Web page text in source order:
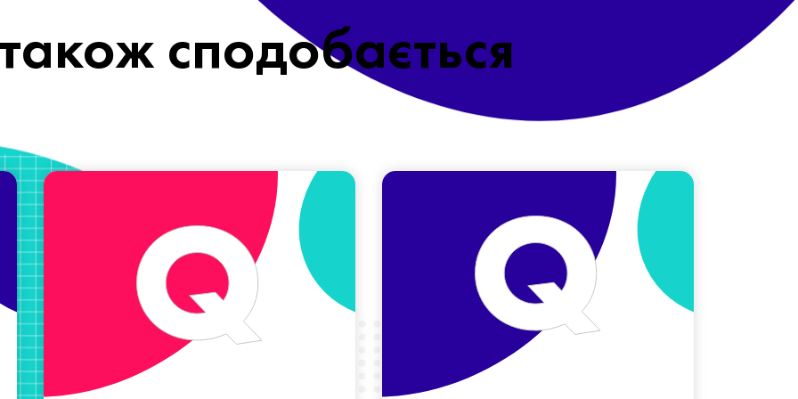
сподобається